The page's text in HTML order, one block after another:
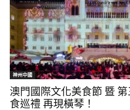
神州中國
澳門國際文化美食節 暨
食巡禮 再現橫琴！